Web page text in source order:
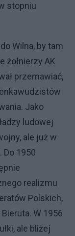
stopniu
Wilna, by tam
żołnierzy AK
przemawiać,
Jako
ludowej
ale już w
Do 1950
realizmu
Polskich,
W 1956
ale bliżej